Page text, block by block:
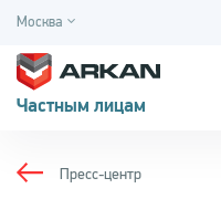
Москва
Частным лицам
Пресс-центр